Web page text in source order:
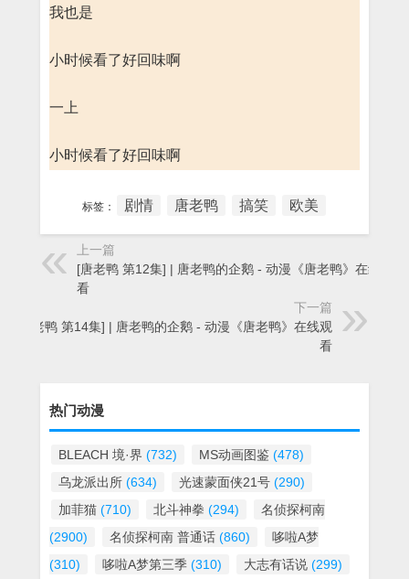
我也是
小时候看了好回味啊
一上
小时候看了好回味啊
标签： 剧情 唐老鸭 搞笑 欧美
上一篇
[唐老鸭 第12集] | 唐老鸭的企鹅 - 动漫《唐老鸭》在线观
看
下一篇
[唐老鸭 第14集] | 唐老鸭的企鹅 - 动漫《唐老鸭》在线观
看
热门动漫
BLEACH 境·界 (732) MS动画图鉴 (478)
乌龙派出所 (634) 光速蒙面侠21号 (290)
加菲猫 (710) 北斗神拳 (294)
名侦探柯南
(2900)
名侦探柯南 普通话 (860)
哆啦A梦
(310)
哆啦A梦第三季 (310) 大志有话说 (299)